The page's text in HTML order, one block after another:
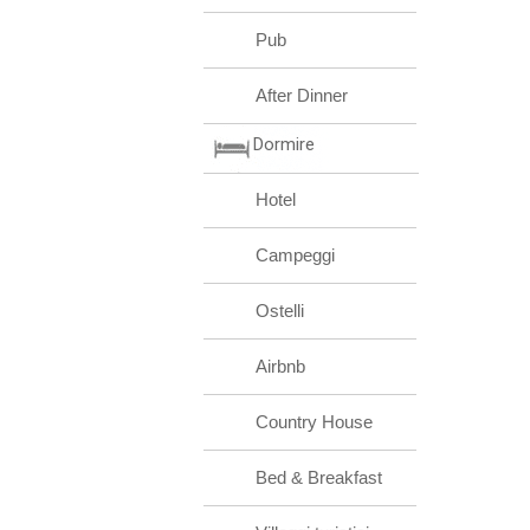
Pub
After Dinner
Dormire
Hotel
Campeggi
Ostelli
Airbnb
Country House
Bed & Breakfast